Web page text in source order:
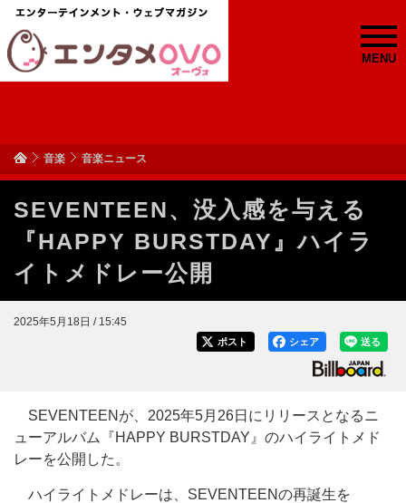
MENU
音楽 音楽ニュース
SEVENTEEN、没入感を与える
『HAPPY BURSTDAY』ハイラ
イトメドレー公開
2025年5月18日 / 15:45
送る
シェア
ポスト
SEVENTEENが、2025年5月26日にリリースとなるニ
ューアルバム『HAPPY BURSTDAY』のハイライトメド
レーを公開した。
ハイライトメドレーは、SEVENTEENの再誕生を